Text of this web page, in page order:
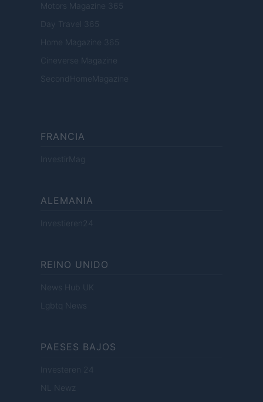
Motors Magazine 365
Day Travel 365
Home Magazine 365
Cineverse Magazine
SecondHomeMagazine
FRANCIA
InvestirMag
ALEMANIA
Investieren24
REINO UNIDO
News Hub UK
Lgbtq News
PAESES BAJOS
Investeren 24
NL Newz